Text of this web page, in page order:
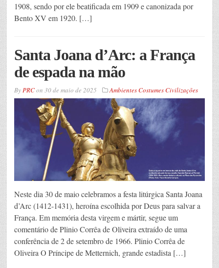
1908, sendo por ele beatificada em 1909 e canonizada por
Bento XV em 1920. […]
Santa Joana d’Arc: a França
de espada na mão
ByPRCon 30 de maio de 2025 Ambientes Costumes Civilizações
Neste dia 30 de maio celebramos a festa litúrgica Santa Joana
d’Arc (1412-1431), heroína escolhida por Deus para salvar a
França. Em memória desta virgem e mártir, segue um
comentário de Plinio Corrêa de Oliveira extraído de uma
conferência de 2 de setembro de 1966. Plinio Corrêa de
Oliveira O Príncipe de Metternich, grande estadista […]